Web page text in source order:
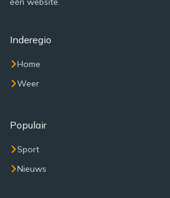
Inderegio
Home
Weer
Populair
Sport
Nieuws